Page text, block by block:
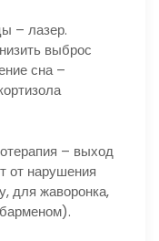
– лазер.
выброс
сна –
– выход
от нарушения
для жаворонка,